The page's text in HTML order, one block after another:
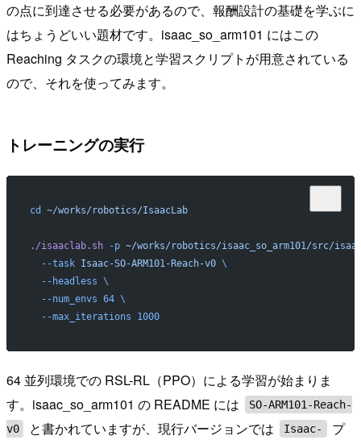
の点に到達させる必要があるので、報酬設計の基礎を学ぶに
はちょうどいい題材です。isaac_so_arm101 にはこの
Reaching タスクの環境と学習スクリプトが用意されている
ので、それを使ってみます。
トレーニングの実行
cd ~/works/robotics/IsaacLab
./isaaclab.sh -p ~/works/robotics/isaac_so_arm101/src/
  --task
Isaac-SO-ARM101-Reach-v0 \
  --headless
\
  --num_envs
64 \
  --max_iterations
1000
64 並列環境での RSL-RL（PPO）による学習が始まりま
す。isaac_so_arm101 の README には
SO-ARM101-Reach-
v0
と書かれていますが、現行バージョンでは Isaac-
プ